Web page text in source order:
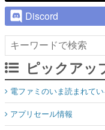
Discord
ピックアッ
電ファミのいま読まれて
アプリセール情報